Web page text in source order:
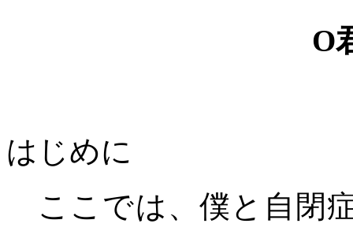
O
はじめに
ここでは、僕と自閉